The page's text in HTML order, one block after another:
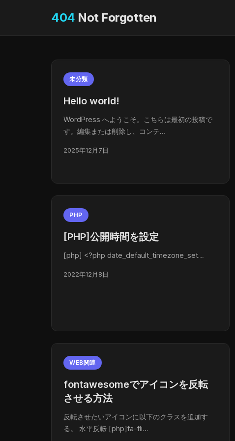
404 Not Forgotten
未分類
Hello world!
WordPress へようこそ。こちらは最初の投稿で
す。編集または削除し、コンテ…
2025年12月7日
PHP
[PHP]公開時間を設定
[php] <?php date_default_timezone_set…
2022年12月8日
WEB関連
fontawesomeでアイコンを反転
させる方法
反転させたいアイコンに以下のクラスを追加す
る。 水平反転 [php]fa-fli…